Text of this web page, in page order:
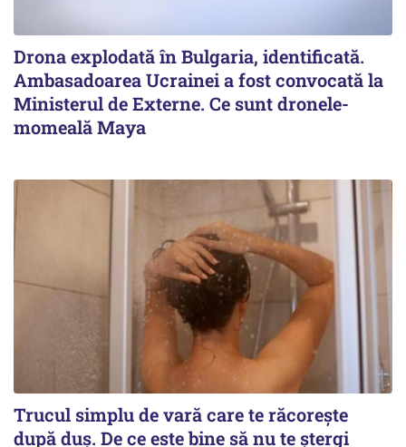
Drona explodată în Bulgaria, identificată.
Ambasadoarea Ucrainei a fost convocată la
Ministerul de Externe. Ce sunt dronele-
momeală Maya
Trucul simplu de vară care te răcorește
după duș. De ce este bine să nu te ștergi